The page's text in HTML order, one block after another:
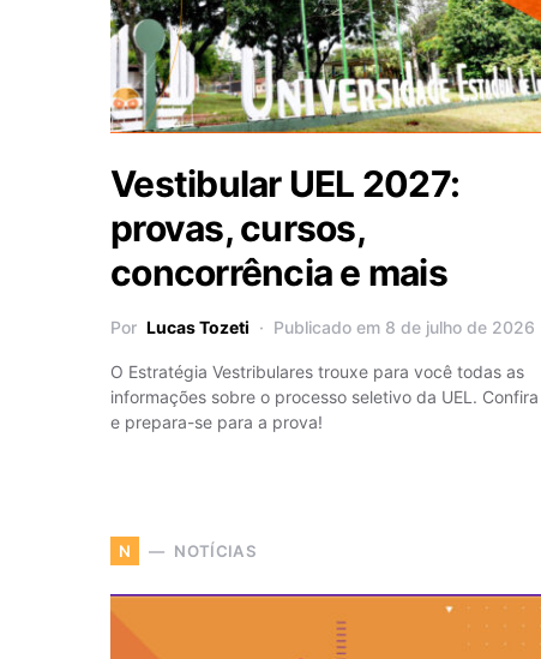
Vestibular UEL 2027:
provas, cursos,
concorrência e mais
Por Lucas Tozeti Publicado em 8 de julho de 2026
O Estratégia Vestribulares trouxe para você todas as
informações sobre o processo seletivo da UEL. Confira
e prepara-se para a prova!
N NOTÍCIAS